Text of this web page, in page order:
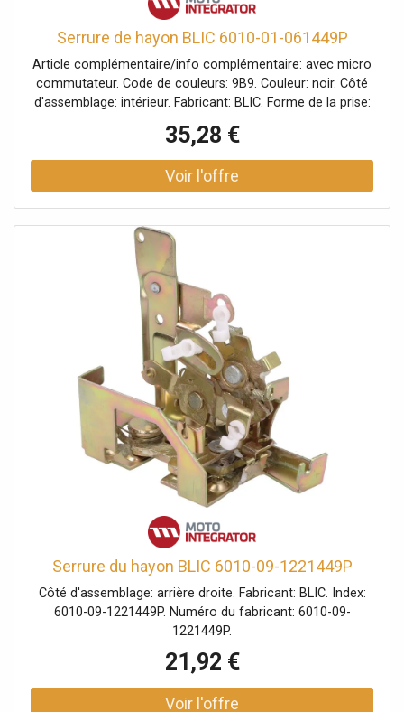
Serrure de hayon BLIC 6010-01-061449P
Article complémentaire/info complémentaire: avec micro
commutateur. Code de couleurs: 9B9. Couleur: noir. Côté
d'assemblage: intérieur. Fabricant: BLIC. Forme de la prise:
boîtier: PRV (plastique renforcé de fibre de verre). Matériel:
Tôle d'acier. Nombres de pôles: 4. Numéro du fabricant:
6010-01-061449P. Type de fonctionnement: électrique.
35,28 €
Serrure du hayon BLIC 6010-09-1221449P
Côté d'assemblage: arrière droite. Fabricant: BLIC. Index:
6010-09-1221449P. Numéro du fabricant: 6010-09-
1221449P.
21,92 €